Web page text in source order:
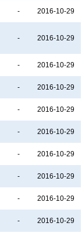
- 2016-10-29
- 2016-10-29
- 2016-10-29
- 2016-10-29
- 2016-10-29
- 2016-10-29
- 2016-10-29
- 2016-10-29
- 2016-10-29
- 2016-10-29